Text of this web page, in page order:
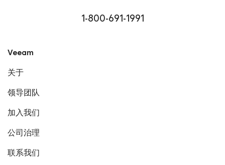
1-800-691-1991
Veeam
关于
领导团队
加入我们
公司治理
联系我们